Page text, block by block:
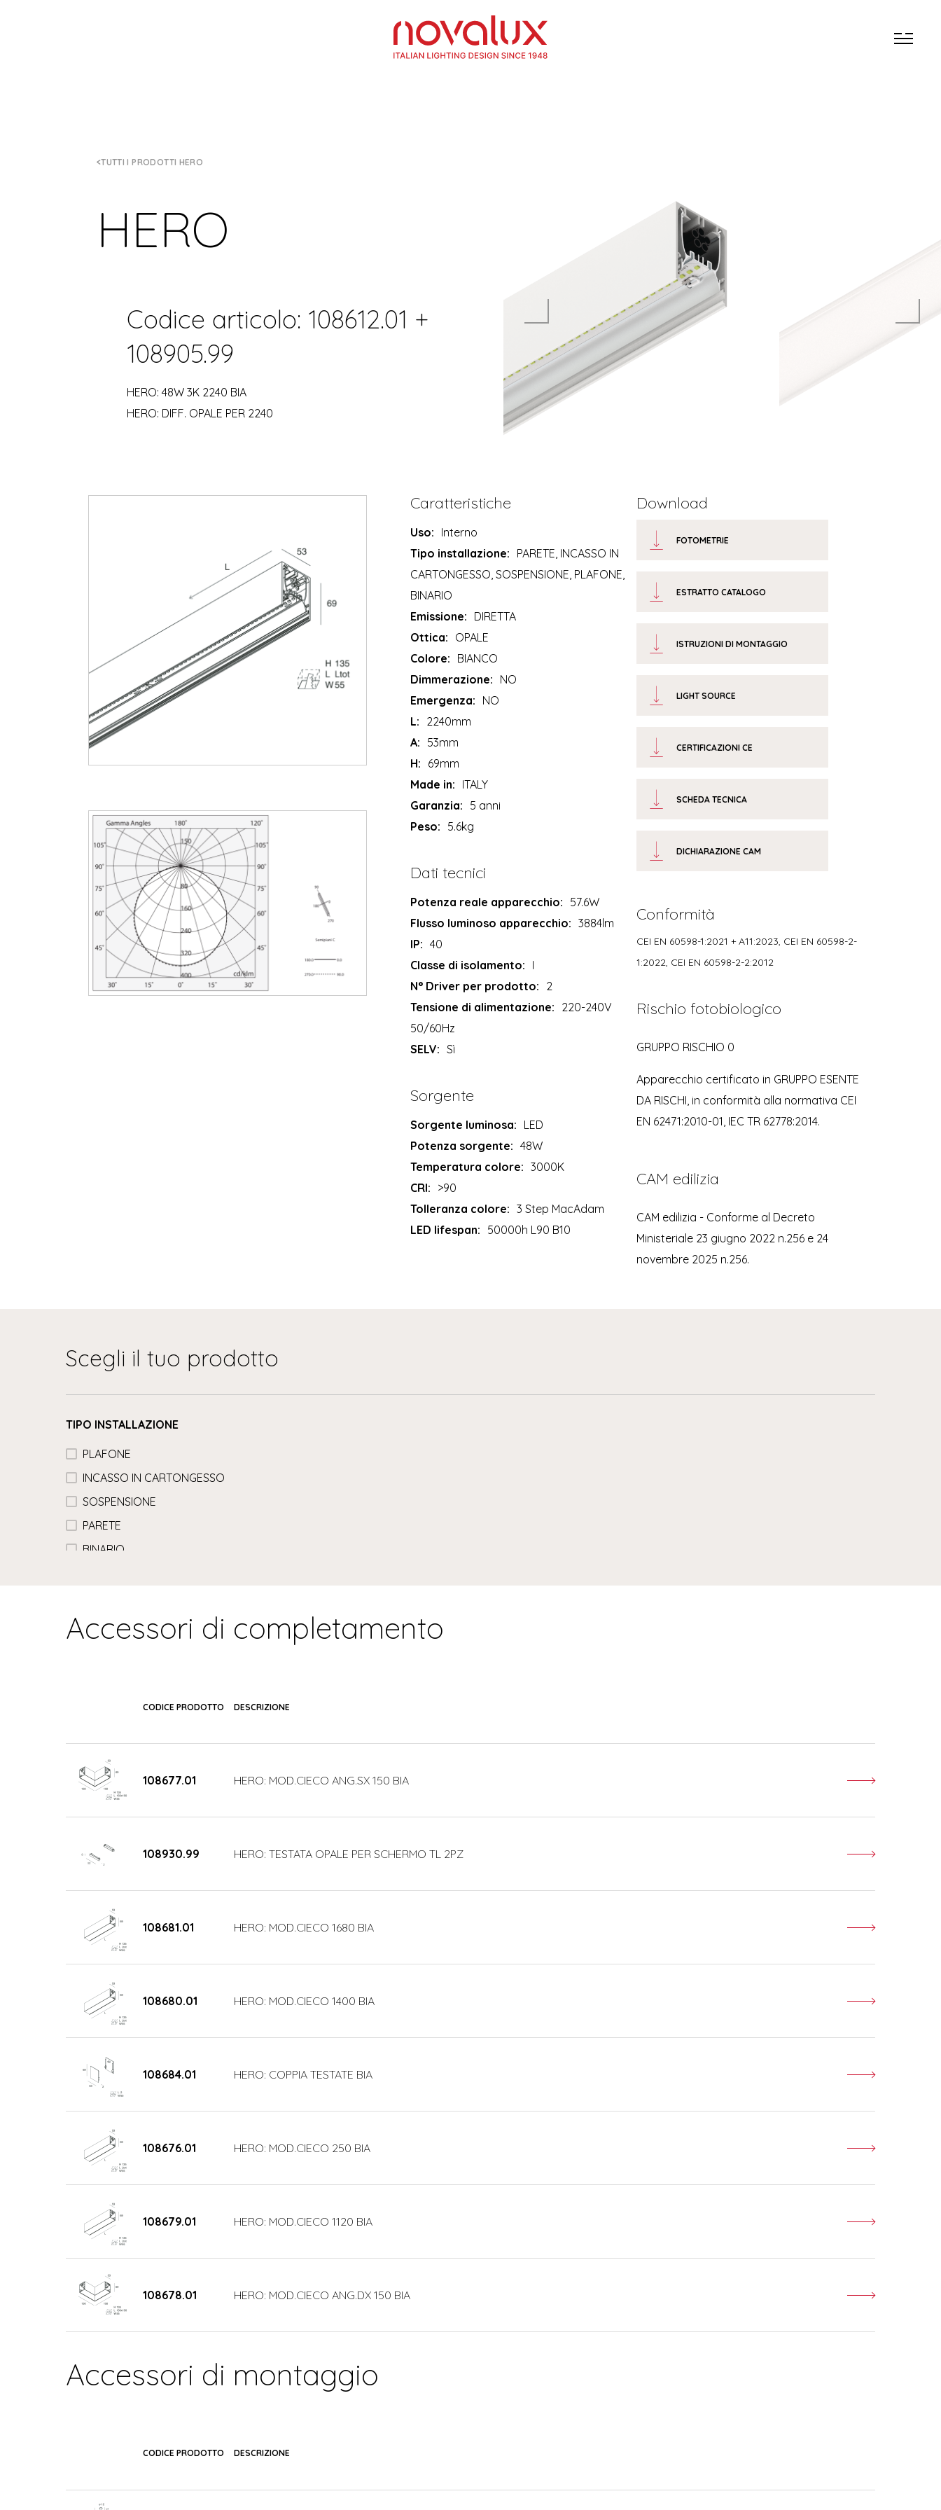
TUTTI I PRODOTTI HERO
HERO
Codice articolo: 108612.01 +
108905.99
HERO: 48W 3K 2240 BIA
HERO: DIFF. OPALE PER 2240
Caratteristiche
Uso: Interno
Tipo installazione: PARETE, INCASSO IN
CARTONGESSO, SOSPENSIONE, PLAFONE,
BINARIO
Emissione: DIRETTA
Ottica: OPALE
Colore: BIANCO
Dimmerazione: NO
Emergenza: NO
L: 2240mm
A: 53mm
H: 69mm
Made in: ITALY
Garanzia: 5 anni
Peso: 5.6kg
Dati tecnici
Potenza reale apparecchio: 57.6W
Flusso luminoso apparecchio: 3884lm
IP: 40
Classe di isolamento: I
N° Driver per prodotto: 2
Tensione di alimentazione: 220-240V
50/60Hz
SELV: Sì
Sorgente
Sorgente luminosa: LED
Potenza sorgente: 48W
Temperatura colore: 3000K
CRI: >90
Tolleranza colore: 3 Step MacAdam
LED lifespan: 50000h L90 B10
Download
FOTOMETRIE
ESTRATTO CATALOGO
ISTRUZIONI DI MONTAGGIO
LIGHT SOURCE
CERTIFICAZIONI CE
SCHEDA TECNICA
DICHIARAZIONE CAM
Conformità
CEI EN 60598-1:2021 + A11:2023, CEI EN 60598-2-
1:2022, CEI EN 60598-2-2:2012
Rischio fotobiologico
GRUPPO RISCHIO 0
Apparecchio certificato in GRUPPO ESENTE
DA RISCHI, in conformità alla normativa CEI
EN 62471:2010-01, IEC TR 62778:2014.
CAM edilizia
CAM edilizia - Conforme al Decreto
Ministeriale 23 giugno 2022 n.256 e 24
novembre 2025 n.256.
Scegli il tuo prodotto
TIPO INSTALLAZIONE
PLAFONE
INCASSO IN CARTONGESSO
SOSPENSIONE
PARETE
BINARIO
Accessori di completamento
CODICE PRODOTTO DESCRIZIONE
108677.01 HERO: MOD.CIECO ANG.SX 150 BIA
108930.99 HERO: TESTATA OPALE PER SCHERMO TL 2PZ
108681.01 HERO: MOD.CIECO 1680 BIA
108680.01 HERO: MOD.CIECO 1400 BIA
108684.01 HERO: COPPIA TESTATE BIA
108676.01 HERO: MOD.CIECO 250 BIA
108679.01 HERO: MOD.CIECO 1120 BIA
108678.01 HERO: MOD.CIECO ANG.DX 150 BIA
Accessori di montaggio
CODICE PRODOTTO DESCRIZIONE